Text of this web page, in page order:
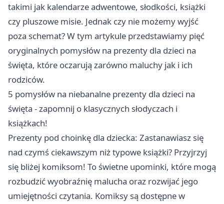
takimi jak kalendarze adwentowe, słodkości, książki
czy pluszowe misie. Jednak czy nie możemy wyjść
poza schemat? W tym artykule przedstawiamy pięć
oryginalnych pomysłów na prezenty dla dzieci na
święta, które oczarują zarówno maluchy jak i ich
rodziców.
5 pomysłów na niebanalne prezenty dla dzieci na
święta - zapomnij o klasycznych słodyczach i
książkach!
Prezenty pod choinkę dla dziecka: Zastanawiasz się
nad czymś ciekawszym niż typowe książki? Przyjrzyj
się bliżej komiksom! To świetne upominki, które mogą
rozbudzić wyobraźnię malucha oraz rozwijać jego
umiejętności czytania. Komiksy są dostępne w